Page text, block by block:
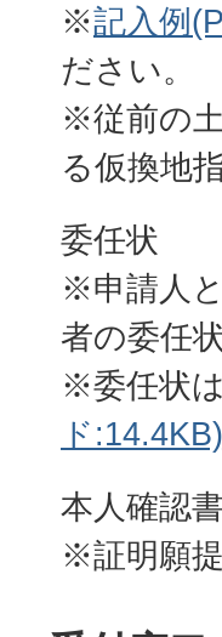
※記入例
ださい。
※従前の
る仮換地
委任状
※申請人
者の委任
※委任状は
ド:14.4KB)
本人確認
※証明願